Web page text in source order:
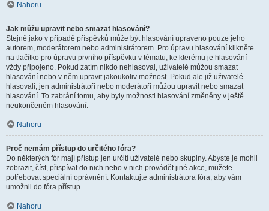
Nahoru
Jak můžu upravit nebo smazat hlasování?
Stejně jako v případě příspěvků může být hlasování upraveno pouze jeho
autorem, moderátorem nebo administrátorem. Pro úpravu hlasování klikněte
na tlačítko pro úpravu prvního příspěvku v tématu, ke kterému je hlasování
vždy připojeno. Pokud zatím nikdo nehlasoval, uživatelé můžou smazat
hlasování nebo v něm upravit jakoukoliv možnost. Pokud ale již uživatelé
hlasovali, jen administrátoři nebo moderátoři můžou upravit nebo smazat
hlasování. To zabrání tomu, aby byly možnosti hlasování změněny v ještě
neukončeném hlasování.
Nahoru
Proč nemám přístup do určitého fóra?
Do některých fór mají přístup jen určití uživatelé nebo skupiny. Abyste je mohli
zobrazit, číst, přispívat do nich nebo v nich provádět jiné akce, můžete
potřebovat speciální oprávnění. Kontaktujte administrátora fóra, aby vám
umožnil do fóra přístup.
Nahoru